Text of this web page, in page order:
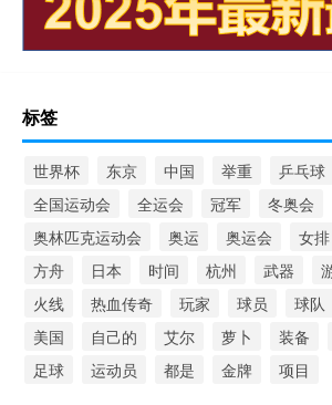
标签
世界杯 东京 中国 举重 乒乓球
全国运动会
全运会 冠军 冬奥会
奥林匹克运动会
奥运 奥运会 女排
方舟
日本 时间 杭州 武器
火线
热血传奇 玩家 球员 球队
美国
自己的 艾尔 萝卜 装备
足球
运动员 都是 金牌 项目